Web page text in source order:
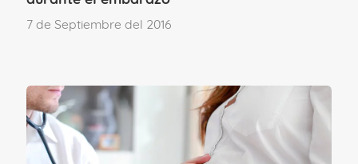
7 de Septiembre del 2016